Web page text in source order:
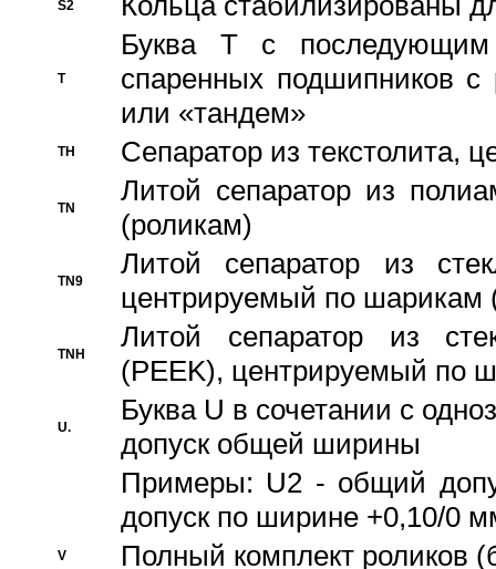
S2
T
Буква T с
спаренных подшипников
или «тандем»
TH Сепаратор из текстолита,
TN
Литой сепаратор из
(роликам)
TN9
Литой сепаратор из
центрируемый по шарикам
TNH
Литой сепаратор из
(PEEK), центрируемый по
U.
Буква U в сочетании с
допуск общей ширины
Примеры: U2 - общий
допуск по ширине +0,10/0
V Полный комплект роликов